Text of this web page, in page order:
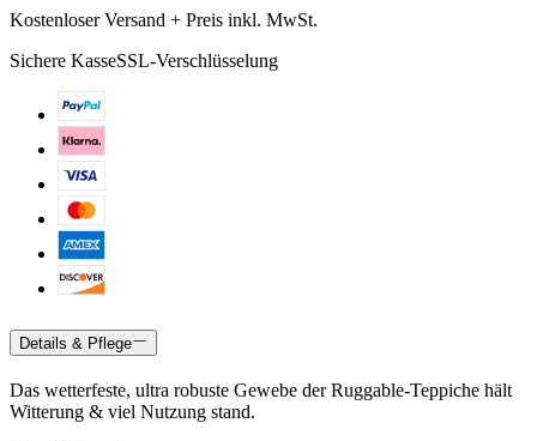
Kostenloser Versand + Preis inkl. MwSt.
Sichere KasseSSL-Verschlüsselung
Details & Pflege
Das wetterfeste, ultra robuste Gewebe der Ruggable-Teppiche hält
Witterung & viel Nutzung stand.